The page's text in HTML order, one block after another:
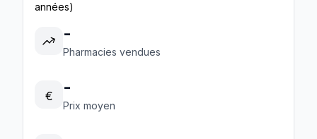
années)
-
Pharmacies vendues
€ -
Prix moyen